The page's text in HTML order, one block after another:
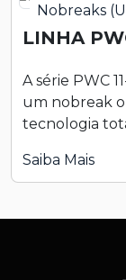
Nobreaks
LINHA
A série PWC
um nobreak
tecnologia
Saiba Mais